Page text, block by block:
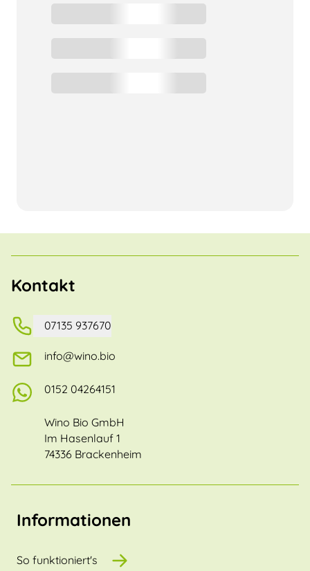
Kontakt
07135 937670
info@wino.bio
0152 04264151
Wino Bio GmbH
Im Hasenlauf 1
74336 Brackenheim
Informationen
So funktioniert's